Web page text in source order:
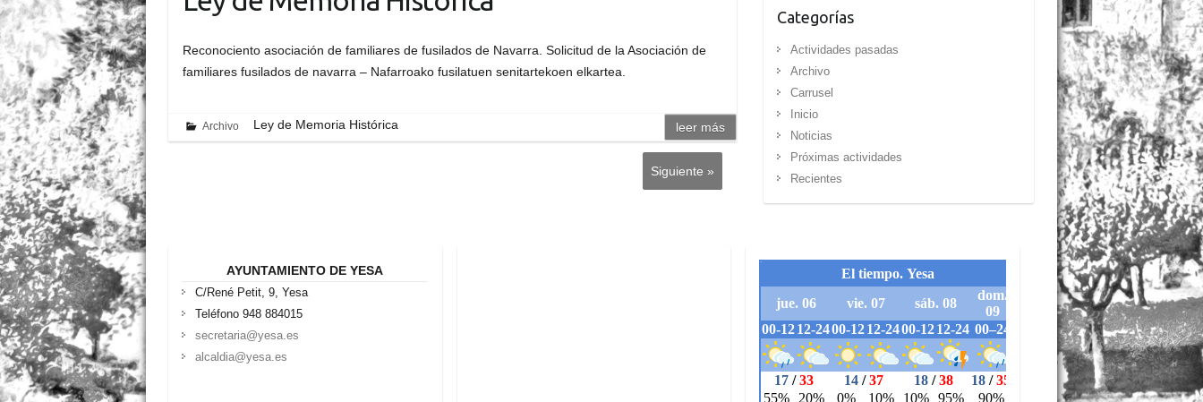
Reconociento asociación de familiares de fusilados de Navarra. Solicitud de la Asociación de
familiares fusilados de navarra – Nafarroako fusilatuen senitartekoen elkartea.
Archivo Ley de Memoria Histórica leer más
Siguiente »
Categorías
Actividades pasadas
Archivo
Carrusel
Inicio
Noticias
Próximas actividades
Recientes
AYUNTAMIENTO DE YESA
C/René Petit, 9, Yesa
Teléfono 948 884015
secretaria@yesa.es
alcaldia@yesa.es